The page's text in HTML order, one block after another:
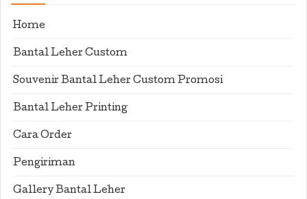
Home
Bantal Leher Custom
Souvenir Bantal Leher Custom Promosi
Bantal Leher Printing
Cara Order
Pengiriman
Gallery Bantal Leher